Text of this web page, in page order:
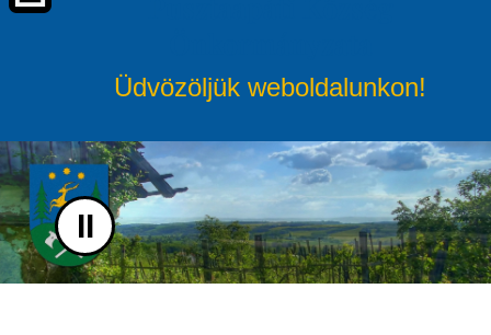
Üdvözöljük weboldalunkon!
II